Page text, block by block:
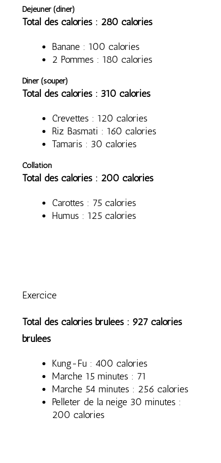
Déjeuner (diner)
Total des calories : 280 calories
Banane : 100 calories
2 Pommes : 180 calories
Diner (souper)
Total des calories : 310 calories
Crevettes : 120 calories
Riz Basmati : 160 calories
Tamaris : 30 calories
Collation
Total des calories : 200 calories
Carottes : 75 calories
Humus : 125 calories
Exercice
Total des calories brulées : 927 calories
brulées
Kung-Fu : 400 calories
Marche 15 minutes : 71
Marche 54 minutes : 256 calories
Pelleter de la neige 30 minutes :
200 calories